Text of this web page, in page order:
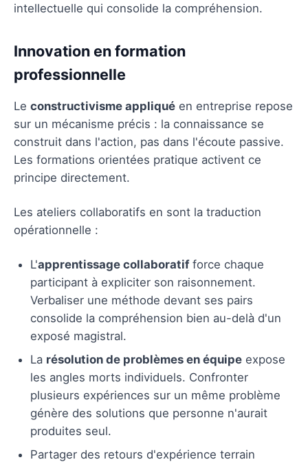
intellectuelle qui consolide la compréhension.
Innovation en formation
professionnelle
Le constructivisme appliqué en entreprise repose
sur un mécanisme précis : la connaissance se
construit dans l'action, pas dans l'écoute passive.
Les formations orientées pratique activent ce
principe directement.
Les ateliers collaboratifs en sont la traduction
opérationnelle :
L'apprentissage collaboratifforce chaque
participant à expliciter son raisonnement.
Verbaliser une méthode devant ses pairs
consolide la compréhension bien au-delà d'un
exposé magistral.
La résolution de problèmes en équipe expose
les angles morts individuels. Confronter
plusieurs expériences sur un même problème
génère des solutions que personne n'aurait
produites seul.
Partager des retours d'expérience terrain